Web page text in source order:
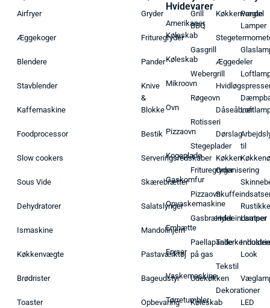
Airfryer
Æggekoger
Blendere
Stavblender
Kaffemaskine
Foodprocessor
Slow cookers
Sous Vide
Dehydratorer
Ismaskine
Køkkenvægte
Brødrister
Toaster
Gryder
Frituregryder
Pander
Knive
&
Blokke
Bestik
Serveringsredskaber
Skærebrætter
Salatslynger
Mandolinjern
Pastaværktøj
Bageudstyr
Opbevaring
Hvidevarer
Amerikaner
Køleskab
Køleskab
Mikroovn
Ovn
Pizzaovn
Kogeplade
Gaskomfur
Opvaskemaskine
Emhætte
Fryser
Vaskemaskine
Tørretumbler
Grill
BBQ
Gasgrill
Webergrill
Røgeovn
Rotisseri
Stegeplader
Frituregryder
Pizzaovn
Gasbrænder
Paellapande
på gas
Udekøkken
Køleskab
Køkkenvægte
Æggedeler
Dåseåbner
Dørslag
Køkken
Organisering
Hyldeindsatser
Tekstil
Dekorationer
Pendel
Lamper
til
Rustikke
Lamper
Look
LED